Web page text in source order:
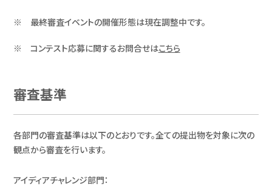
最終審査イベントの開催形態は現在調整中です。
コンテスト応募に関するお問合せはこちら
審査基準
各部門の審査基準は以下のとおりです。全ての提出物を対象に次の
観点から審査を行います。
アイディアチャレンジ部門：